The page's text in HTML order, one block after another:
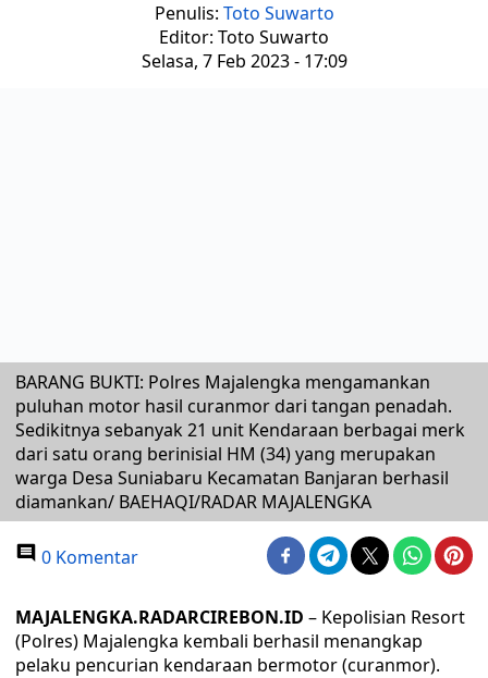
Penulis: Toto Suwarto
Editor: Toto Suwarto
Selasa, 7 Feb 2023 - 17:09
BARANG BUKTI: Polres Majalengka mengamankan
puluhan motor hasil curanmor dari tangan penadah.
Sedikitnya sebanyak 21 unit Kendaraan berbagai merk
dari satu orang berinisial HM (34) yang merupakan
warga Desa Suniabaru Kecamatan Banjaran berhasil
diamankan/ BAEHAQI/RADAR MAJALENGKA
0 Komentar
MAJALENGKA.RADARCIREBON.ID – Kepolisian Resort
(Polres) Majalengka kembali berhasil menangkap
pelaku pencurian kendaraan bermotor (curanmor).